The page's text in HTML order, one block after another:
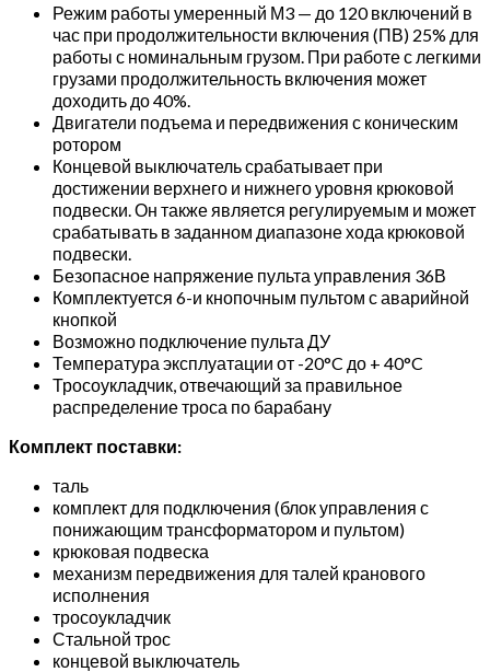
Режим работы умеренный М3 — до 120 включений в
час при продолжительности включения (ПВ) 25% для
работы с номинальным грузом. При работе с легкими
грузами продолжительность включения может
доходить до 40%.
Двигатели подъема и передвижения с коническим
ротором
Концевой выключатель срабатывает при
достижении верхнего и нижнего уровня крюковой
подвески. Он также является регулируемым и может
срабатывать в заданном диапазоне хода крюковой
подвески.
Безопасное напряжение пульта управления 36В
Комплектуется 6-и кнопочным пультом с аварийной
кнопкой
Возможно подключение пульта ДУ
Температура эксплуатации от -20°C до + 40°C
Тросоукладчик, отвечающий за правильное
распределение троса по барабану
Комплект поставки:
таль
комплект для подключения (блок управления с
понижающим трансформатором и пультом)
крюковая подвеска
механизм передвижения для талей кранового
исполнения
тросоукладчик
Стальной трос
концевой выключатель